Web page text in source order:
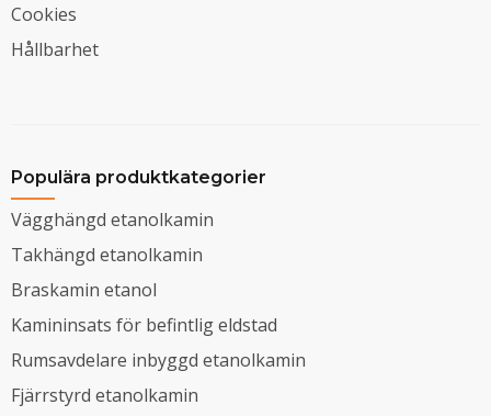
Cookies
Hållbarhet
Populära produktkategorier
Vägghängd etanolkamin
Takhängd etanolkamin
Braskamin etanol
Kamininsats för befintlig eldstad
Rumsavdelare inbyggd etanolkamin
Fjärrstyrd etanolkamin